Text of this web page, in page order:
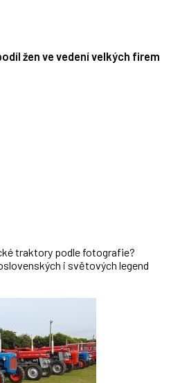
žen ve vedení velkých firem
traktory podle fotografie?
i světových legend